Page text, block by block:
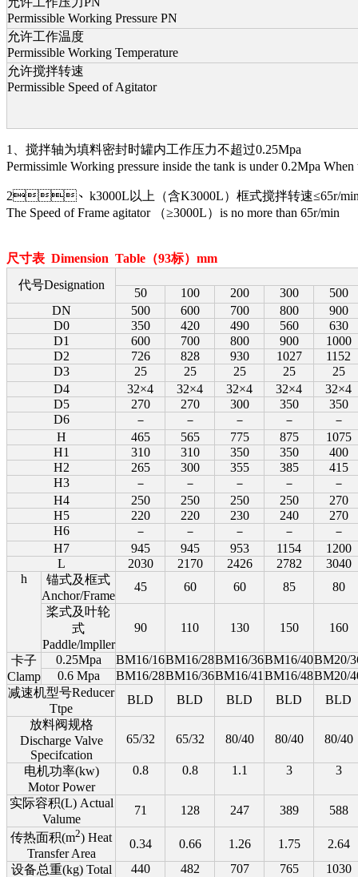
Permissible Working Pressure PN
允许工作温度
Permissible Working Temperature
允许搅拌转速
Permissible Speed of Agitator
1、搅拌轴为填料密封时罐内工作压力不超过0.25Mpa
Permissimle Working pressure inside the tank is under 0.2Mpa
2、k3000L以上（含K3000L）框式搅拌转速≤65r/
The Speed of Frame agitator （≥3000L）is no more than 65r/min
尺寸表 Dimension Table（93标）mm
代号Designation
50 100 200 300
500
DN
500 600 700 800
900
D0
350 420 490 560
630
D1
600 700 800 900
1000
D2
726 828 930 1027
1152
D3
25 25 25 25
25
D4
32×4 32×4 32×4 32×4
32×4
D5
270 270 300 350
350
D6
－ － － －
－
H
465 565 775 875
1075
H1
310 310 350 350
400
H2
265 300 355 385
415
H3
－ － － －
－
H4
250 250 250 250
270
H5
220 220 230 240
270
H6
－ － － －
－
H7
945 945 953 1154
1200
L
2030 2170 2426 2782
3040
h
锚式及框式
Anchor/Frame
45 60 60 85
80
桨式及叶轮
式
Paddle/lmpller
90 110 130 150 160
卡子
Clamp
0.25Mpa BM16/16BM16/28BM16/36BM16/40BM20/
0.6 Mpa
BM16/28BM16/36BM16/41 BM16/48BM20/
减速机型号Reducer
Ttpe
BLD BLD BLD BLD
BLD
放料阀规格
Discharge Valve
Specifcation
65/32 65/32 80/40 80/40 80/40
电机功率(kw)
Motor Power
0.8 0.8 1.1 3 3
实际容积(L) Actual
Valume
71 128 247 389 588
传热面积(m2) Heat
Transfer Area
0.34 0.66 1.26 1.75
2.64
设备总重(kg) Total
440 482 707 765 1030